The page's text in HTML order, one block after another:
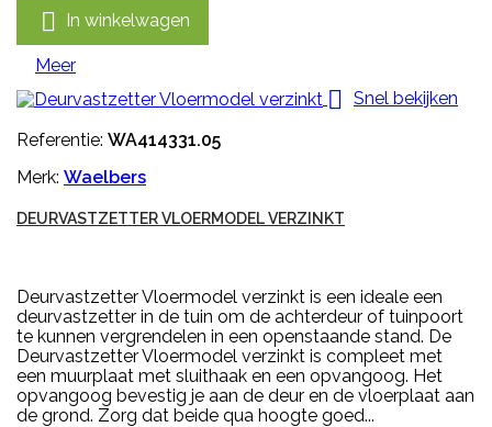
 In winkelwagen
Meer
 Snel bekijken
Referentie: WA414331.05
Merk: Waelbers
DEURVASTZETTER VLOERMODEL VERZINKT
Deurvastzetter Vloermodel verzinkt is een ideale een
deurvastzetter in de tuin om de achterdeur of tuinpoort
te kunnen vergrendelen in een openstaande stand. De
Deurvastzetter Vloermodel verzinkt is compleet met
een muurplaat met sluithaak en een opvangoog. Het
opvangoog bevestig je aan de deur en de vloerplaat aan
de grond. Zorg dat beide qua hoogte goed...